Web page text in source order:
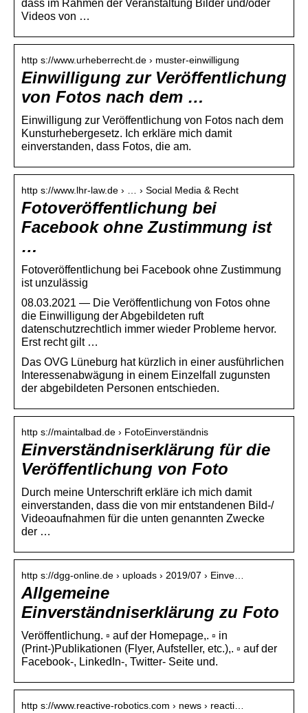
dass im Rahmen der Veranstaltung Bilder und/oder
Videos von …
http s://www.urheberrecht.de › muster-einwilligung
Einwilligung zur Veröffentlichung
von Fotos nach dem …
Einwilligung zur Veröffentlichung von Fotos nach dem
Kunsturhebergesetz. Ich erkläre mich damit
einverstanden, dass Fotos, die am.
http s://www.lhr-law.de › … › Social Media & Recht
Fotoveröffentlichung bei
Facebook ohne Zustimmung ist
…
Fotoveröffentlichung bei Facebook ohne Zustimmung
ist unzulässig
08.03.2021 — Die Veröffentlichung von Fotos ohne
die Einwilligung der Abgebildeten ruft
datenschutzrechtlich immer wieder Probleme hervor.
Erst recht gilt …
Das OVG Lüneburg hat kürzlich in einer ausführlichen
Interessenabwägung in einem Einzelfall zugunsten
der abgebildeten Personen entschieden.
http s://maintalbad.de › FotoEinverständnis
Einverständniserklärung für die
Veröffentlichung von Foto
Durch meine Unterschrift erkläre ich mich damit
einverstanden, dass die von mir entstandenen Bild-/
Videoaufnahmen für die unten genannten Zwecke
der …
http s://dgg-online.de › uploads › 2019/07 › Einve…
Allgemeine
Einverständniserklärung zu Foto
Veröffentlichung. ▫ auf der Homepage,. ▫ in
(Print-)Publikationen (Flyer, Aufsteller, etc.),. ▫ auf der
Facebook-, LinkedIn-, Twitter- Seite und.
http s://www.reactive-robotics.com › news › reacti…